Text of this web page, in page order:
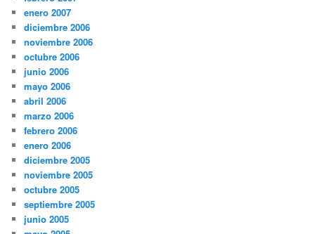
enero 2007
diciembre 2006
noviembre 2006
octubre 2006
junio 2006
mayo 2006
abril 2006
marzo 2006
febrero 2006
enero 2006
diciembre 2005
noviembre 2005
octubre 2005
septiembre 2005
junio 2005